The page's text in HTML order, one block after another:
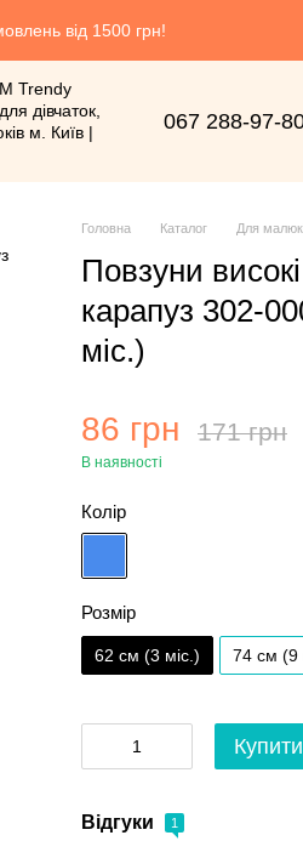
від 1500 грн!
067 288-97-
Головна Каталог Для
Повзуни
карапуз 302-
мiс.)
86 грн 171 грн
В наявності
Колір
Розмір
62 см (3 мiс.) 74 см (9
Купити
Відгуки 1